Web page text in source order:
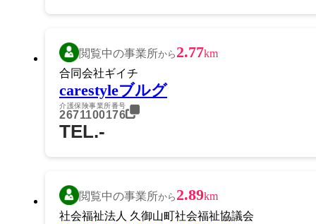
閲覧中の事業所から 2.77km
合同会社ギイチ
carestyleブルグ
介護保険事業所番号
2671100176
TEL.-
閲覧中の事業所から 2.89km
社会福祉法人 久御山町社会福祉協議会